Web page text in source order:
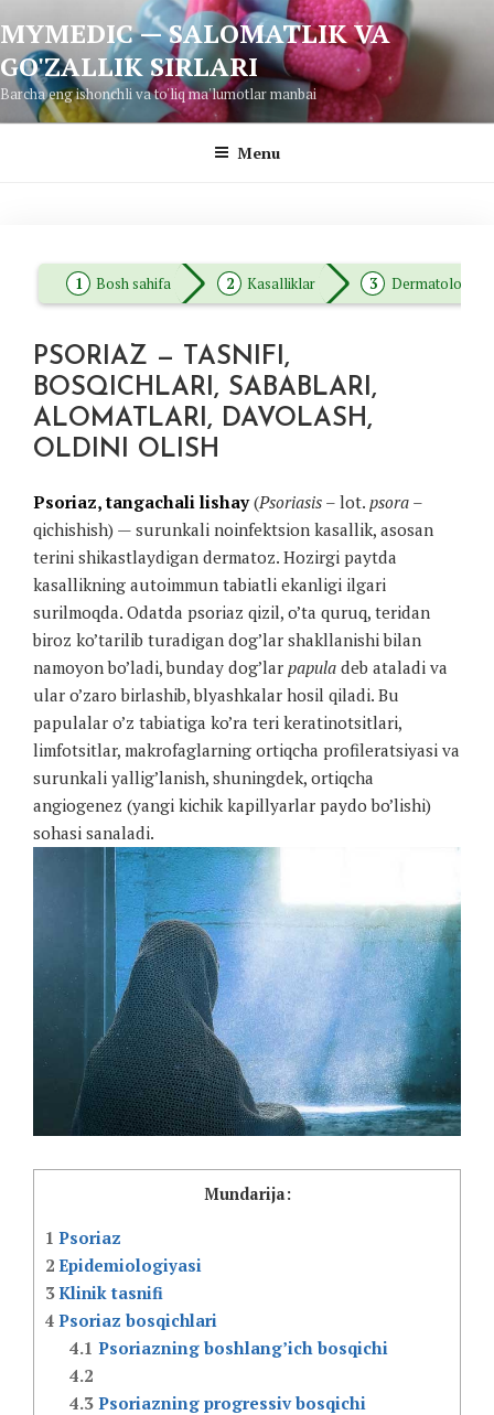
to
content
MYMEDIC — SALOMATLIK VA
GO'ZALLIK SIRLARI
Barcha eng ishonchli va to'liq ma'lumotlar manbai
Menu
Bosh sahifa Kasalliklar Dermatologiya
PSORIAZ — TASNIFI,
BOSQICHLARI, SABABLARI,
ALOMATLARI, DAVOLASH,
OLDINI OLISH
Psoriaz, tangachali lishay(Psoriasis – lot. psora –
qichishish) — surunkali noinfektsion kasallik, asosan
terini shikastlaydigan dermatoz. Hozirgi paytda
kasallikning autoimmun tabiatli ekanligi ilgari
surilmoqda. Odatda psoriaz qizil, o’ta quruq, teridan
biroz ko’tarilib turadigan dog’lar shakllanishi bilan
namoyon bo’ladi, bunday dog’lar papula deb ataladi va
ular o’zaro birlashib, blyashkalar hosil qiladi. Bu
papulalar o’z tabiatiga ko’ra teri keratinotsitlari,
limfotsitlar, makrofaglarning ortiqcha profileratsiyasi va
surunkali yallig’lanish, shuningdek, ortiqcha
angiogenez (yangi kichik kapillyarlar paydo bo’lishi)
sohasi sanaladi.
Mundarija:
1 Psoriaz
2 Epidemiologiyasi
3Klinik tasnifi
4 Psoriaz bosqichlari
4.1 Psoriazning boshlang’ich bosqichi
4.2
4.3 Psoriazning progressiv bosqichi